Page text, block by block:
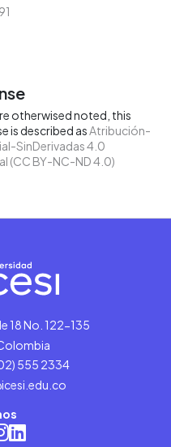
otherwised noted, this
is described asAtribución-
SinDerivadas 4.0
(CC BY-NC-ND 4.0)
18 No. 122-135
555 2334